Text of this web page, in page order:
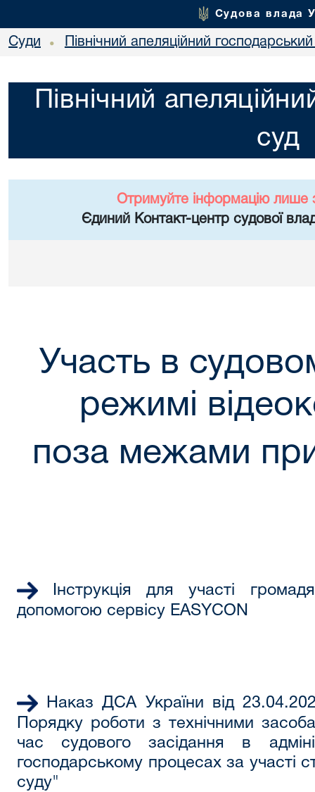
Судова влада
Суди • Північний апеляційний
Північний
суд
Отримуйте інформацію лише
Єдиний Контакт-центр судової
Участь в
режимі
поза межами
Інструкція для участі
допомогою сервісу EASYCON
Наказ ДСА України від
Порядку роботи з технічними
час судового засідання в
господарському процесах за участі
суду"